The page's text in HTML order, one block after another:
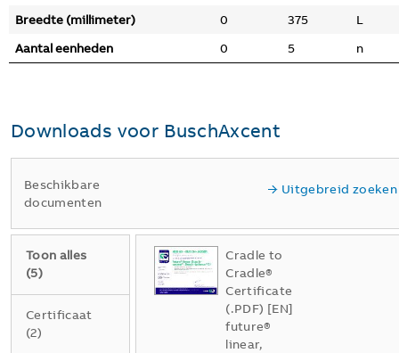
Breedte (millimeter)
0 375
L
Aantal eenheden
0 5 n
Downloads voor BuschAxcent
Beschikbare
documenten
Uitgebreid zoeken
Toon alles
(5)
Certificaat
(2)
Cradle to
Cradle®
Certificate
(.PDF) [EN]
future®
linear,